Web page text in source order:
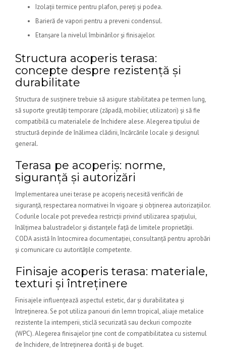
Izolații termice pentru plafon, pereți și podea.
Barieră de vapori pentru a preveni condensul.
Etanșare la nivelul îmbinărilor și finisajelor.
Structura acoperis terasa:
concepte despre rezistență și
durabilitate
Structura de susținere trebuie să asigure stabilitatea pe termen lung,
să suporte greutăți temporare (zăpadă, mobilier, utilizatori) și să fie
compatibilă cu materialele de închidere alese. Alegerea tipului de
structură depinde de înălimea clădirii, încărcările locale și designul
general.
Terasa pe acoperiș: norme,
siguranță și autorizări
Implementarea unei terase pe acoperiș necesită verificări de
siguranță, respectarea normativei în vigoare și obținerea autorizațiilor.
Codurile locale pot prevedea restricții privind utilizarea spațiului,
înălțimea balustradelor și distanțele față de limitele proprietății.
CODA asistă în întocmirea documentației, consultanță pentru aprobări
și comunicare cu autoritățile competente.
Finisaje acoperis terasa: materiale,
texturi și întreținere
Finisajele influențează aspectul estetic, dar și durabilitatea și
întreținerea. Se pot utiliza panouri din lemn tropical, aliaje metalice
rezistente la intemperii, sticlă securizată sau deckuri compozite
(WPC). Alegerea finisajelor ține cont de compatibilitatea cu sistemul
de închidere, de întreținerea dorită și de buget.